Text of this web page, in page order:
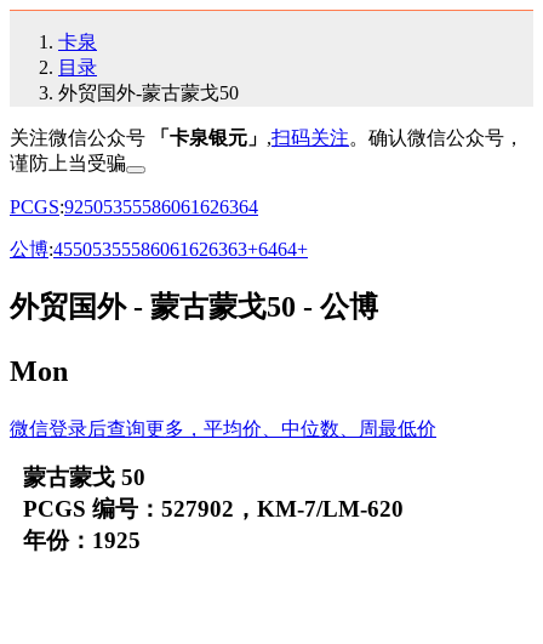
卡泉
目录
外贸国外-蒙古蒙戈50
关注微信公众号 「卡泉银元」 ,扫码关注。确认微信公众号，
谨防上当受骗
PCGS:92505355586061626364
公博:45505355586061626363+6464+
外贸国外 - 蒙古蒙戈50 - 公博
Mon
微信登录后查询更多，平均价、中位数、周最低价
蒙古蒙戈 50
PCGS 编号：527902，KM-7/LM-620
年份：1925